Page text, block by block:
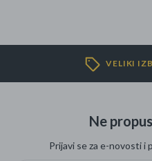
VELIKI
Ne
Prijavi se za e-novosti i